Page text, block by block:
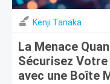
Kenji Tanaka
La Menace
Sécurisez
avec une Boîte